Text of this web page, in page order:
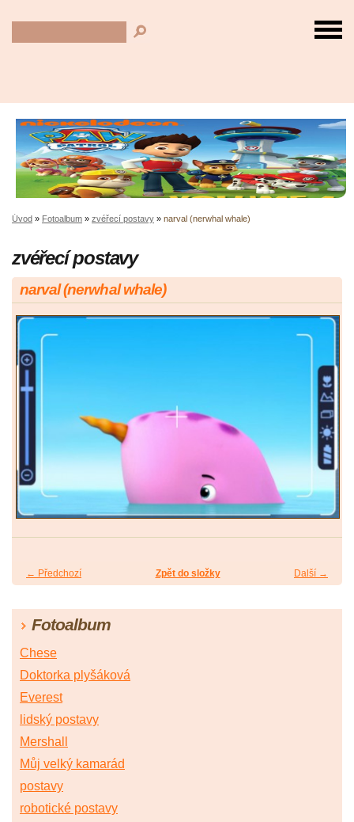
Úvod » Fotoalbum » zvéřecí postavy » narval (nerwhal whale)
zvéřecí postavy
narval (nerwhal whale)
← Předchozí Další →
Zpět do složky
Fotoalbum
Chese
Doktorka plyšáková
Everest
lidský postavy
Mershall
Můj velký kamarád
postavy
robotické postavy